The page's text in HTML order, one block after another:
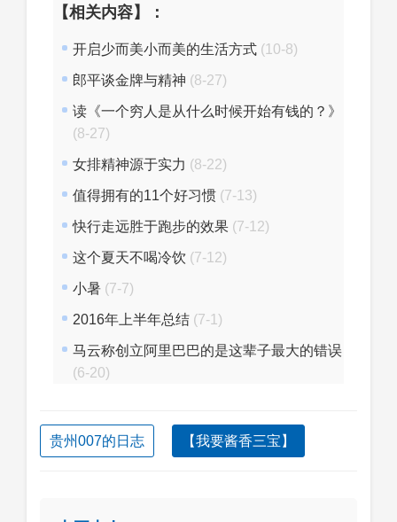
【相关内容】：
开启少而美小而美的生活方式 (10-8)
郎平谈金牌与精神 (8-27)
读《一个穷人是从什么时候开始有钱的？》
(8-27)
女排精神源于实力 (8-22)
值得拥有的11个好习惯 (7-13)
快行走远胜于跑步的效果 (7-12)
这个夏天不喝冷饮 (7-12)
小暑 (7-7)
2016年上半年总结 (7-1)
马云称创立阿里巴巴的是这辈子最大的错误
(6-20)
贵州007的日志 【我要酱香三宝】